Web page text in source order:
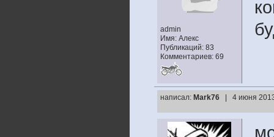
admin
Имя: Алекс
Публикаций: 83
Комментариев: 69
написал: Mark76 | 4 июня